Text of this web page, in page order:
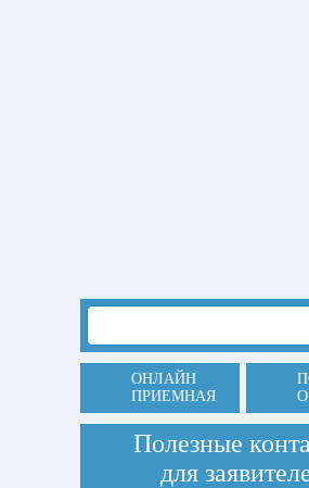
ОНЛАЙН
ПРИЕМНАЯ
Полезные
для